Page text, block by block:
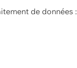
de données :